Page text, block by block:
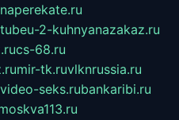
naperekate.ru
2-kuhnyanazakaz.ru
cs-68.ru
mir-tk.ruvlknrussia.ru
video-seks.rubankaribi.ru